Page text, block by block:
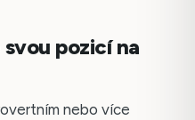
pozicí na
nebo více